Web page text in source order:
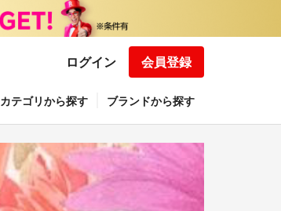
ログイン 会員登録
カテゴリから探す ブランドから探す